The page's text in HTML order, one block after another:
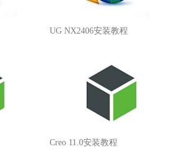
UG NX2406安装教程
Creo 11.0安装教程